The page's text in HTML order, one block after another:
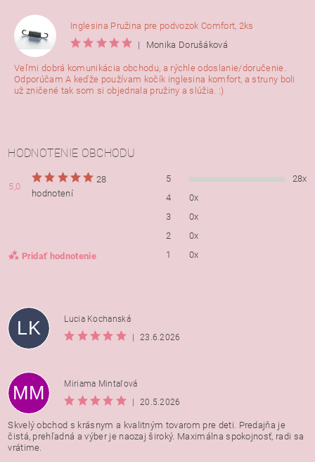
Inglesina Pružina pre podvozok Comfort, 2ks
|
Monika Dorušáková
Veľmi dobrá komunikácia obchodu, a rýchle odoslanie/doručenie.
Odporúčam A keďže používam kočík inglesina komfort, a struny boli
už zničené tak som si objednala pružiny a slúžia. :)
HODNOTENIE OBCHODU
5,0
28
hodnotení
Pridať hodnotenie
5
28x
4
0x
3
0x
2
0x
1
0x
LK
Lucia Kochanská
23.6.2026
MM
Miriama Mintaľová
20.5.2026
Skvelý obchod s krásnym a kvalitným tovarom pre deti. Predajňa je
čistá, prehľadná a výber je naozaj široký. Maximálna spokojnosť, radi sa
vrátime.